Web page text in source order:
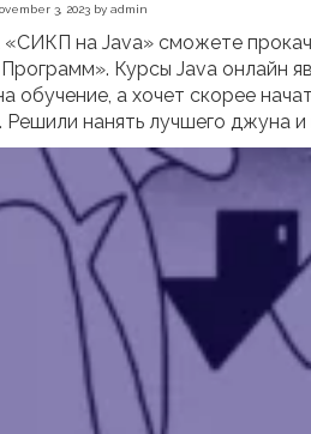
3, 2023 by admin
«СИКП на Java» сможете
Курсы Java онлайн
обучение, а хочет скорее
Решили нанять лучшего джуна